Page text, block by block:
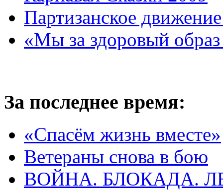
Партизанское
«Мы за здоровый
За последнее время:
«Спасём жизнь вместе»
Ветераны снова в бою
ВОЙНА. БЛОКАДА.